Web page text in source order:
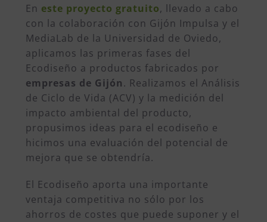
En este proyecto gratuito, llevado a cabo
con la colaboración con Gijón Impulsa y el
MediaLab de la Universidad de Oviedo,
aplicamos las primeras fases del
Ecodiseño a productos fabricados por
empresas de Gijón. Realizamos el Análisis
de Ciclo de Vida (ACV) y la medición del
impacto ambiental del producto,
propusimos ideas para el ecodiseño e
hicimos una evaluación del potencial de
mejora que se obtendría.
El Ecodiseño aporta una importante
ventaja competitiva no sólo por los
ahorros de costes que puede suponer y el